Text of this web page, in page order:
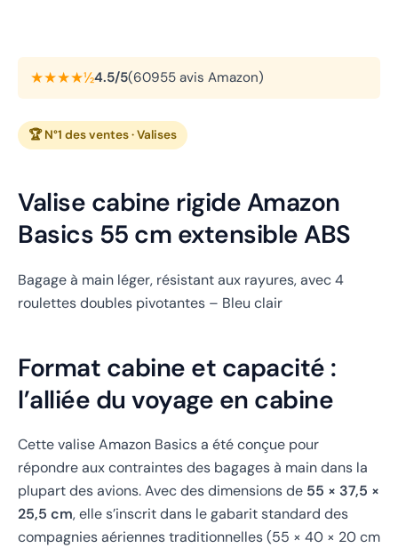
★★★★½4.5/5(60955 avis Amazon)
🏆 N°1 des ventes · Valises
Valise cabine rigide Amazon
Basics 55 cm extensible ABS
Bagage à main léger, résistant aux rayures, avec 4
roulettes doubles pivotantes – Bleu clair
Format cabine et capacité :
l’alliée du voyage en cabine
Cette valise Amazon Basics a été conçue pour
répondre aux contraintes des bagages à main dans la
plupart des avions. Avec des dimensions de 55 × 37,5 ×
25,5 cm, elle s’inscrit dans le gabarit standard des
compagnies aériennes traditionnelles (55 × 40 × 20 cm